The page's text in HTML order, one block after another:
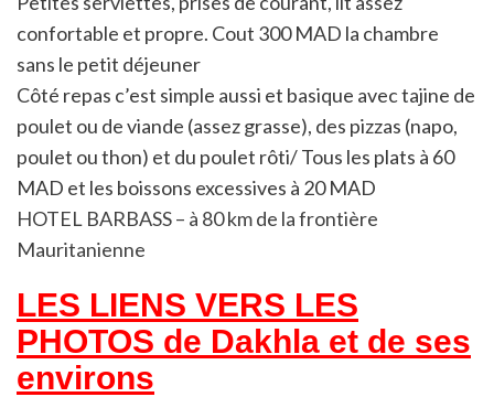
confortable et propre. Cout 300 MAD la chambre
sans le petit déjeuner
Côté repas c’est simple aussi et basique avec tajine de
poulet ou de viande (assez grasse), des pizzas (napo,
poulet ou thon) et du poulet rôti/ Tous les plats à 60
MAD et les boissons excessives à 20 MAD
HOTEL BARBASS – à 80 km de la frontière
Mauritanienne
LES LIENS VERS LES
PHOTOS de Dakhla et de ses
environs